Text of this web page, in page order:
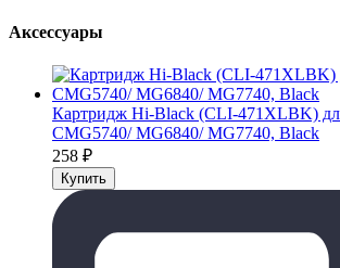
Аксессуары
Картридж Hi-Black (CLI-471XLBK)
CMG5740/ MG6840/ MG7740, Black
258 ₽